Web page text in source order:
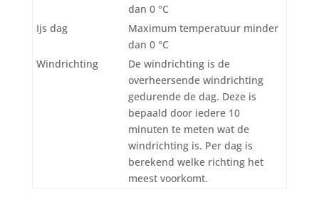
dan 0 °C
Ijs dag
Maximum temperatuur minder
dan 0 °C
Windrichting
De windrichting is de
overheersende windrichting
gedurende de dag. Deze is
bepaald door iedere 10
minuten te meten wat de
windrichting is. Per dag is
berekend welke richting het
meest voorkomt.